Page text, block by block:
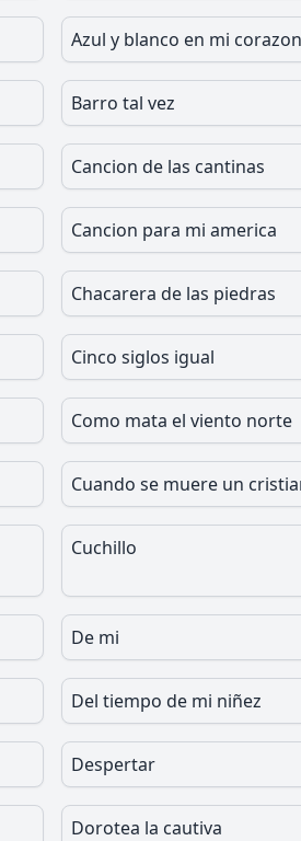
Azul y blanco en mi
Barro tal vez
Cancion de las cantinas
Cancion para mi america
Chacarera de las piedras
Cinco siglos igual
Como mata el viento norte
Cuando se muere un
Cuchillo
De mi
Del tiempo de mi niñez
Despertar
Dorotea la cautiva